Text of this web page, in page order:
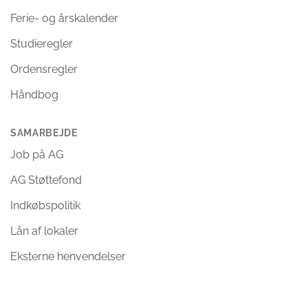
Ferie- og årskalender
Studieregler
Ordensregler
Håndbog
SAMARBEJDE
Job på AG
AG Støttefond
Indkøbspolitik
Lån af lokaler
Eksterne henvendelser